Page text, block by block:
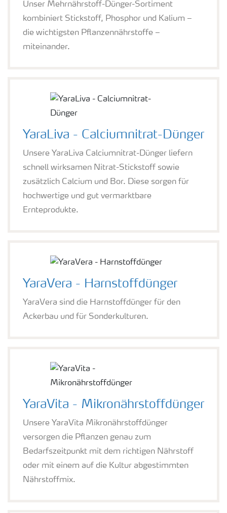
Unser Mehrnährstoff-Dünger-Sortiment
kombiniert Stickstoff, Phosphor und Kalium –
die wichtigsten Pflanzennährstoffe –
miteinander.
YaraLiva - Calciumnitrat-Dünger
Unsere YaraLiva Calciumnitrat-Dünger liefern
schnell wirksamen Nitrat-Stickstoff sowie
zusätzlich Calcium und Bor. Diese sorgen für
hochwertige und gut vermarktbare
Ernteprodukte.
YaraVera - Harnstoffdünger
YaraVera sind die Harnstoffdünger für den
Ackerbau und für Sonderkulturen.
YaraVita - Mikronährstoffdünger
Unsere YaraVita Mikronährstoffdünger
versorgen die Pflanzen genau zum
Bedarfszeitpunkt mit dem richtigen Nährstoff
oder mit einem auf die Kultur abgestimmten
Nährstoffmix.